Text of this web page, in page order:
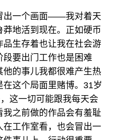
出一个画面——我对着天
地活到现在。正如硬币
品生存着也让我在社会游
要出门工作也是困难
他的事儿我都很难产生热
这个局面里赌博。31岁
这一切可能跟我每天会
之前做的作品会有羞耻
工作室看，也会冒出一